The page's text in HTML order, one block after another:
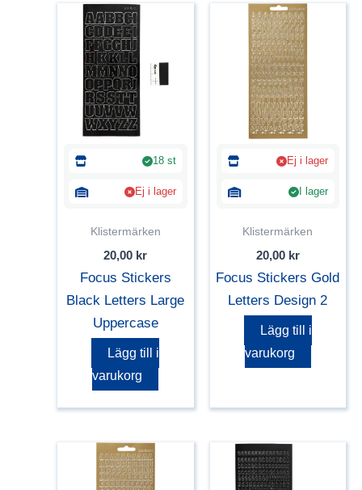
18 st
Ej i lager
Klistermärken
20,00 kr
Focus Stickers
Black Letters Large
Uppercase
Lägg till i
varukorg
Ej i lager
I lager
Klistermärken
20,00 kr
Focus Stickers Gold
Letters Design 2
Lägg till i
varukorg